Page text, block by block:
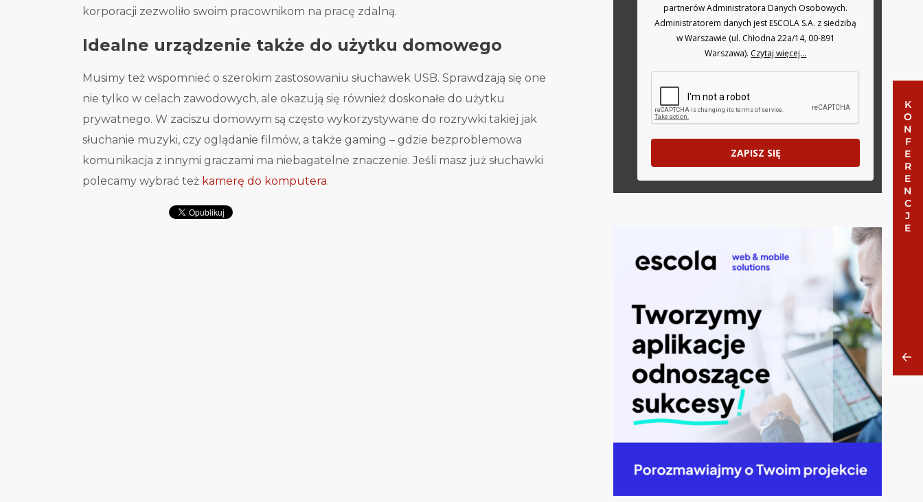
KONFERENCJE
korporacji zezwoliło swoim pracownikom na pracę zdalną.
Idealne urządzenie także do użytku domowego
Musimy też wspomnieć o szerokim zastosowaniu słuchawek USB. Sprawdzają się one
nie tylko w celach zawodowych, ale okazują się również doskonałe do użytku
prywatnego. W zaciszu domowym są często wykorzystywane do rozrywki takiej jak
słuchanie muzyki, czy oglądanie filmów, a także gaming – gdzie bezproblemowa
komunikacja z innymi graczami ma niebagatelne znaczenie. Jeśli masz już słuchawki
polecamy wybrać też kamerę do komputera.
partnerów Administratora Danych Osobowych.
Administratorem danych jest ESCOLA S.A. z siedzibą
w Warszawie (ul. Chłodna 22a/14, 00-891
Warszawa). Czytaj więcej...
ZAPISZ SIĘ